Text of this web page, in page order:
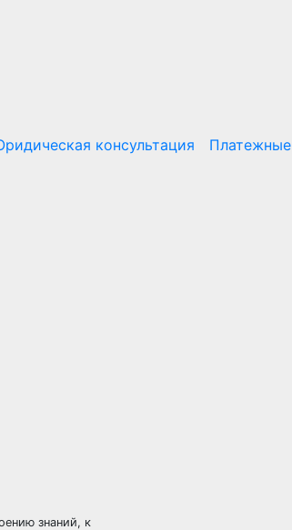
консультация
знаний, к